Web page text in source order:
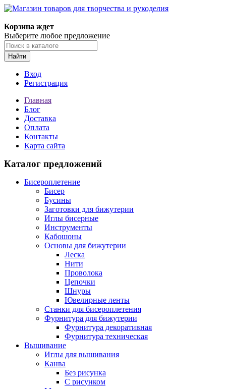
Корзина ждет
Выберите любое предложение
Найти
Вход
Регистрация
Главная
Блог
Доставка
Оплата
Контакты
Карта сайта
Каталог предложений
Бисероплетение
Бисер
Бусины
Заготовки для бижутерии
Иглы бисерные
Инструменты
Кабошоны
Основы для бижутерии
Леска
Нити
Проволока
Цепочки
Шнуры
Ювелирные ленты
Станки для бисероплетения
Фурнитура для бижутерии
Фурнитура декоративная
Фурнитура техническая
Вышивание
Иглы для вышивания
Канва
Без рисунка
С рисунком